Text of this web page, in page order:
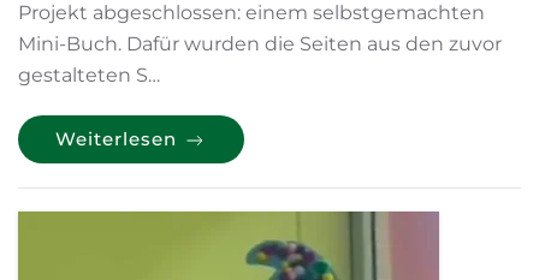
Projekt abgeschlossen: einem selbstgemachten
Mini-Buch. Dafür wurden die Seiten aus den zuvor
gestalteten S…
Weiterlesen